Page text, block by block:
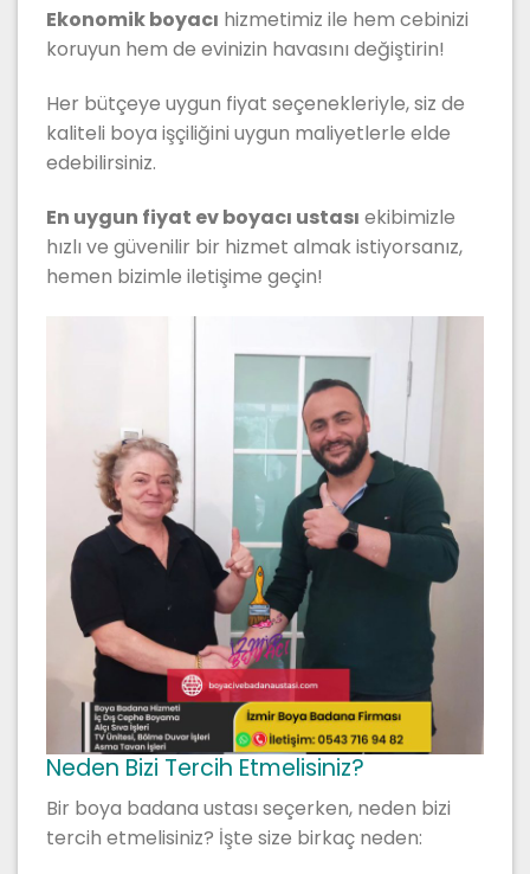
Ekonomik boyacı hizmetimiz ile hem cebinizi
koruyun hem de evinizin havasını değiştirin!
Her bütçeye uygun fiyat seçenekleriyle, siz de
kaliteli boya işçiliğini uygun maliyetlerle elde
edebilirsiniz.
En uygun fiyat ev boyacı ustası ekibimizle
hızlı ve güvenilir bir hizmet almak istiyorsanız,
hemen bizimle iletişime geçin!
Neden Bizi Tercih Etmelisiniz?
Bir boya badana ustası seçerken, neden bizi
tercih etmelisiniz? İşte size birkaç neden: